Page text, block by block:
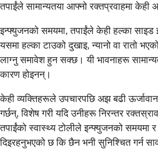
तपाईंले सामान्यतया आफ्नो रक्तप्रवाहमा केही
इन्फ्युजनको समयमा, तपाईंले केही हल्का
यसमा हल्का टाउको दुखाइ, न्यानो वा रातो
लाग्नु समावेश हुन सक्छ। यी भावनाहरू
कारण होइनन्।
केही व्यक्तिहरूले उपचारपछि अझ बढी ऊर्जावान
गर्छन्, विशेष गरी यदि उनीहरू निरन्तर
तपाईंको स्वास्थ्य टोलीले इन्फ्युजनको समयमा र
दिइरहनुभएको छ कि छैन भनी सुनिश्चित गर्न